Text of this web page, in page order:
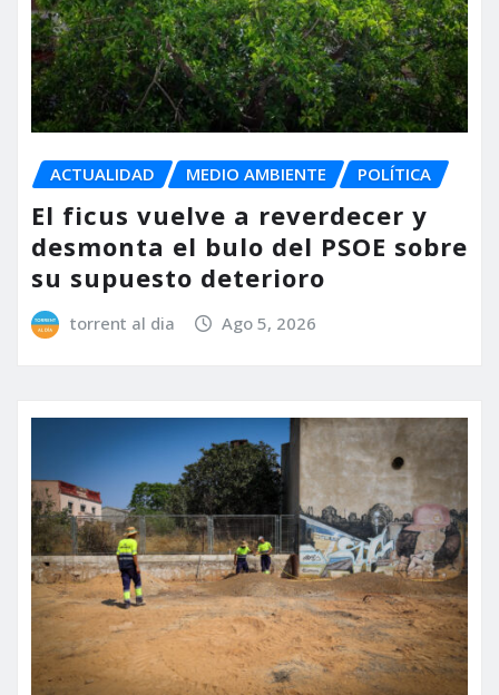
ACTUALIDAD MEDIO AMBIENTE POLÍTICA
El ficus vuelve a reverdecer y
desmonta el bulo del PSOE sobre
su supuesto deterioro
torrent al dia Ago 5, 2026